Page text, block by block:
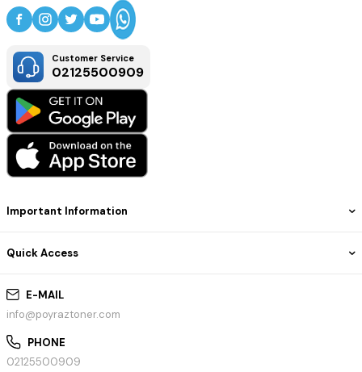
E-MAIL
info@poyraztoner.com
PHONE
02125500909
Important Information
Quick Access
Customer Service
02125500909